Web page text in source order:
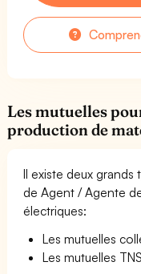
Les mutuelles
production de
Il existe deux grands
de Agent / Agente
électriques:
Les mutuelles
Les mutuelles